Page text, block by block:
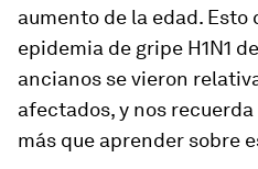
aumento de la edad.
epidemia de gripe H1N1
ancianos se vieron
afectados, y nos
más que aprender sobre